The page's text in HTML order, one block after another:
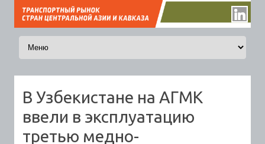
Перейти к содержимому
В Узбекистане на АГМК
ввели в эксплуатацию
третью медно-